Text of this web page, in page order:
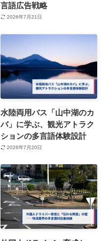
言語広告戦略
2026年7月21日
水陸両用バス「山中湖のカ
バ」に学ぶ、観光アトラク
ションの多言語体験設計
2026年7月20日